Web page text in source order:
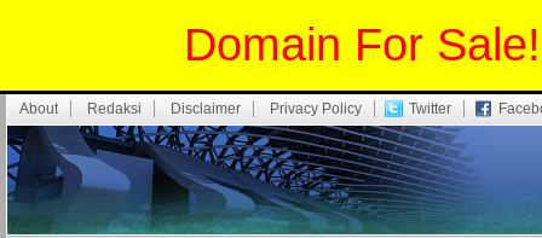
Domain For
About Redaksi Disclaimer Privacy Policy Twitter